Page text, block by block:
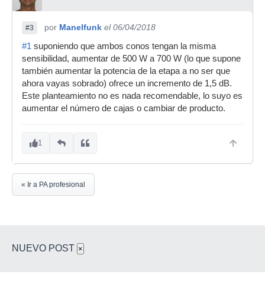
#3 por Manelfunk el 06/04/2018
#1 suponiendo que ambos conos tengan la misma
sensibilidad, aumentar de 500 W a 700 W (lo que supone
también aumentar la potencia de la etapa a no ser que
ahora vayas sobrado) ofrece un incremento de 1,5 dB.
Este planteamiento no es nada recomendable, lo suyo es
aumentar el número de cajas o cambiar de producto.
1
« Ir a PA profesional
NUEVO POST ×